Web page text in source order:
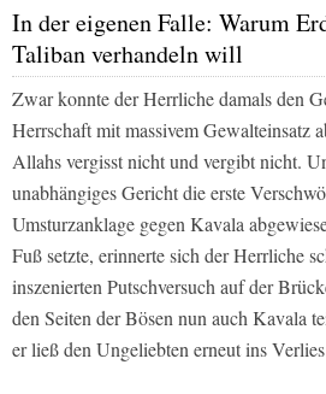
In der eigenen Falle: Warum
Taliban verhandeln will
Zwar konnte der Herrliche damals den
Herrschaft mit massivem Gewalteinsatz
Allahs vergisst nicht und vergibt nicht.
unabhängiges Gericht die erste
Umsturzanklage gegen Kavala
Fuß setzte, erinnerte sich der Herrliche
inszenierten Putschversuch auf der
den Seiten der Bösen nun auch Kavala
er ließ den Ungeliebten erneut ins